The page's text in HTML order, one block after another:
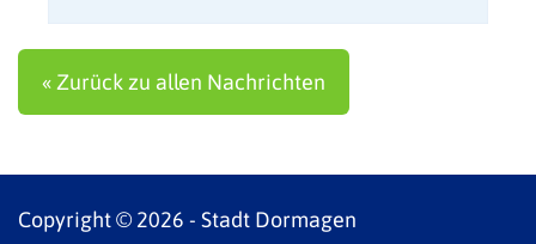
« Zurück zu allen Nachrichten
Copyright © 2026 - Stadt Dormagen